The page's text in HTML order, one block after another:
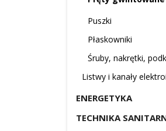
Puszki
Płaskowniki
Śruby, nakrętki,
Listwy i kanały
ENERGETYKA
TECHNIKA